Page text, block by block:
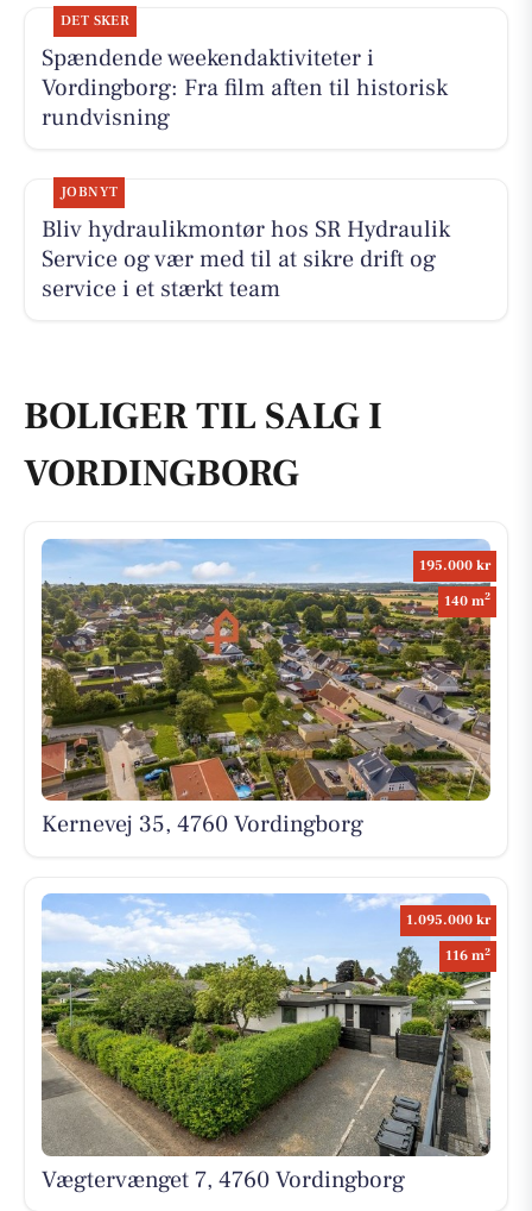
DET SKER
Spændende weekendaktiviteter i
Vordingborg: Fra film aften til historisk
rundvisning
JOBNYT
Bliv hydraulikmontør hos SR Hydraulik
Service og vær med til at sikre drift og
service i et stærkt team
BOLIGER TIL SALG I
VORDINGBORG
195.000 kr
140 m2
Kernevej 35, 4760 Vordingborg
1.095.000 kr
116 m2
Vægtervænget 7, 4760 Vordingborg